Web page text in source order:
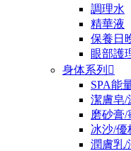
調理水
精華液
保養日
眼部護
身体系列 
SPA能
潔膚皂/
磨砂膏/
冰沙/優
潤膚乳/